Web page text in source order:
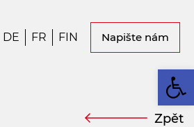
DE FR FIN Napište nám
Zpět